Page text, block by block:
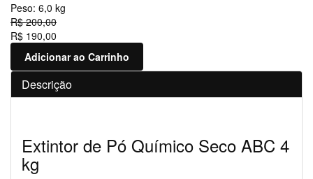
Peso: 6,0 kg
R$ 200,00
R$ 190,00
Adicionar ao Carrinho
Descrição
Extintor de Pó Químico Seco ABC 4
kg